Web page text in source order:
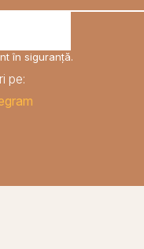
în siguranță.
pe: